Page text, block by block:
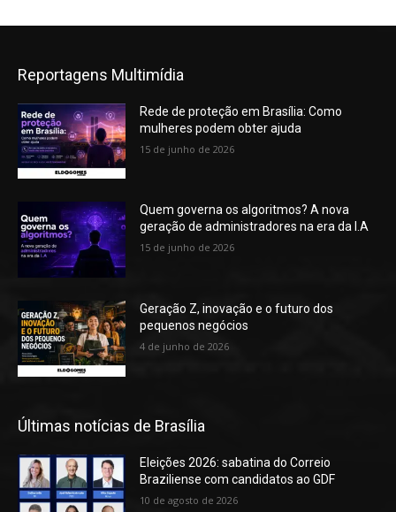
Reportagens Multimídia
Rede de proteção em Brasília: Como
mulheres podem obter ajuda
15 de junho de 2026
Quem governa os algoritmos? A nova
geração de administradores na era da I.A
15 de junho de 2026
Geração Z, inovação e o futuro dos
pequenos negócios
4 de junho de 2026
Últimas notícias de Brasília
Eleições 2026: sabatina do Correio
Braziliense com candidatos ao GDF
10 de agosto de 2026